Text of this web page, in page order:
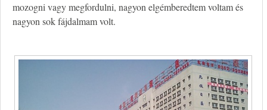
mozogni vagy megfordulni, nagyon elgémberedtem voltam és
nagyon sok fájdalmam volt.